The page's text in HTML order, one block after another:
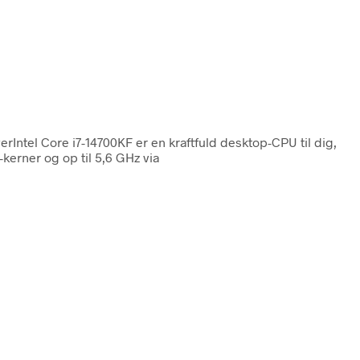
Core i7-14700KF er en kraftfuld desktop-CPU til dig,
og op til 5,6 GHz via